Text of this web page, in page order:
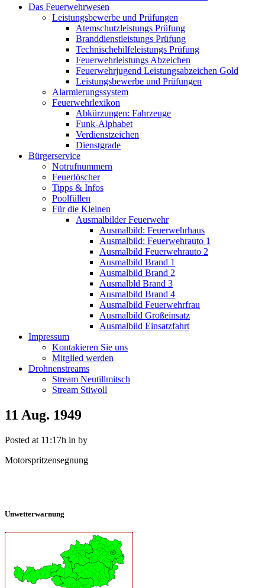
Das Feuerwehrwesen
Leistungsbewerbe und Prüfungen
Atemschutzleistungs Prüfung
Branddienstleistungs Prüfung
Technischehilfeleistungs Prüfung
Feuerwehrleistungs Abzeichen
Feuerwehrjugend Leistungsabzeichen Gold
Leistungsbewerbe und Prüfungen
Alarmierungssystem
Feuerwehrlexikon
Abkürzungen: Fahrzeuge
Funk-Alphabet
Verdienstzeichen
Dienstgrade
Bürgerservice
Notrufnummern
Feuerlöscher
Tipps & Infos
Poolfüllen
Für die Kleinen
Ausmalbilder Feuerwehr
Ausmalbild: Feuerwehrhaus
Ausmalbild: Feuerwehrauto 1
Ausmalbild Feuerwehrauto 2
Ausmalbild Brand 1
Ausmalbild Brand 2
Ausmalbld Brand 3
Ausmalbild Brand 4
Ausmalbild Feuerwehrfrau
Ausmalbild Großeinsatz
Ausmalbild Einsatzfahrt
Impressum
Kontakieren Sie uns
Mitglied werden
Drohnenstreams
Stream Neutillmitsch
Stream Stiwoll
11 Aug. 1949
Posted at 11:17h in by
Motorspritzensegnung
Unwetterwarnung